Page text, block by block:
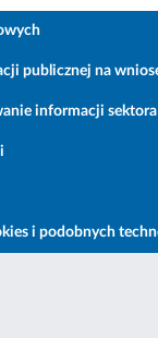
publicznej na
informacji
i podobnych